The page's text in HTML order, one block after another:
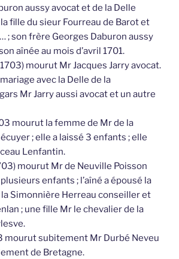
aussy avocat et de la Delle
fille du sieur Fourreau de Barot et
; son frère Georges Daburon aussy
aînée au mois d’avril 1701.
mourut Mr Jacques Jarry avocat.
avec la Delle de la
Mr Jarry aussi avocat et un autre
mourut la femme de Mr de la
; elle a laissé 3 enfants ; elle
Lenfantin.
mourut Mr de Neuville Poisson
enfants ; l’aîné a épousé la
Simonnière Herreau conseiller et
; une fille Mr le chevalier de la
mourut subitement Mr Durbé Neveu
de Bretagne.